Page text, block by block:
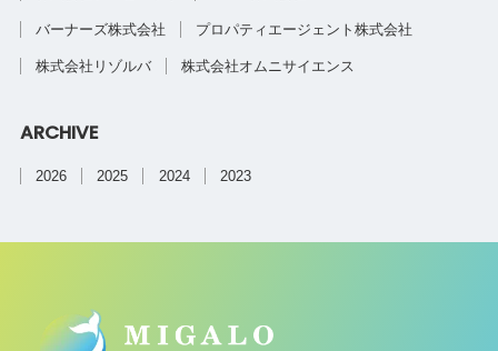
バーナーズ株式会社 プロパティエージェント株式会社
株式会社リゾルバ 株式会社オムニサイエンス
ARCHIVE
2026 2025 2024 2023